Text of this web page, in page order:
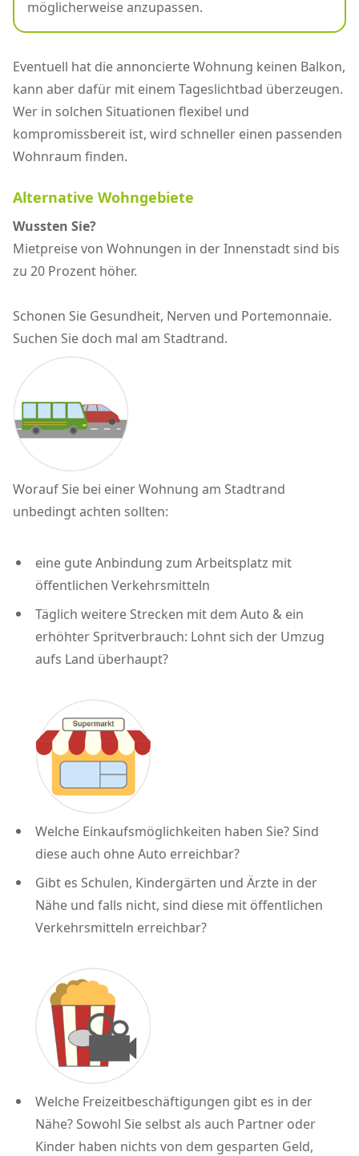
möglicherweise anzupassen.
Eventuell hat die annoncierte Wohnung keinen Balkon,
kann aber dafür mit einem Tageslichtbad überzeugen.
Wer in solchen Situationen flexibel und
kompromissbereit ist, wird schneller einen passenden
Wohnraum finden.
Alternative Wohngebiete
Wussten Sie?
Mietpreise von Wohnungen in der Innenstadt sind bis
zu 20 Prozent höher.
Schonen Sie Gesundheit, Nerven und Portemonnaie.
Suchen Sie doch mal am Stadtrand.
Worauf Sie bei einer Wohnung am Stadtrand
unbedingt achten sollten:
eine gute Anbindung zum Arbeitsplatz mit
öffentlichen Verkehrsmitteln
Täglich weitere Strecken mit dem Auto & ein
erhöhter Spritverbrauch: Lohnt sich der Umzug
aufs Land überhaupt?
Welche Einkaufsmöglichkeiten haben Sie? Sind
diese auch ohne Auto erreichbar?
Gibt es Schulen, Kindergärten und Ärzte in der
Nähe und falls nicht, sind diese mit öffentlichen
Verkehrsmitteln erreichbar?
Welche Freizeitbeschäftigungen gibt es in der
Nähe? Sowohl Sie selbst als auch Partner oder
Kinder haben nichts von dem gesparten Geld,